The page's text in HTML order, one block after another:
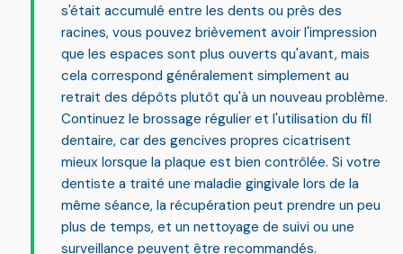
s'était accumulé entre les dents ou près des
racines, vous pouvez brièvement avoir l'impression
que les espaces sont plus ouverts qu'avant, mais
cela correspond généralement simplement au
retrait des dépôts plutôt qu'à un nouveau problème.
Continuez le brossage régulier et l'utilisation du fil
dentaire, car des gencives propres cicatrisent
mieux lorsque la plaque est bien contrôlée. Si votre
dentiste a traité une maladie gingivale lors de la
même séance, la récupération peut prendre un peu
plus de temps, et un nettoyage de suivi ou une
surveillance peuvent être recommandés.